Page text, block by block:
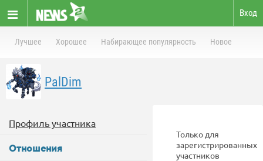
Вход
Лучшее Хорошее Набирающее популярность Новое
PalDim
Профиль участника
Отношения
Только для
зарегистрированных
участников